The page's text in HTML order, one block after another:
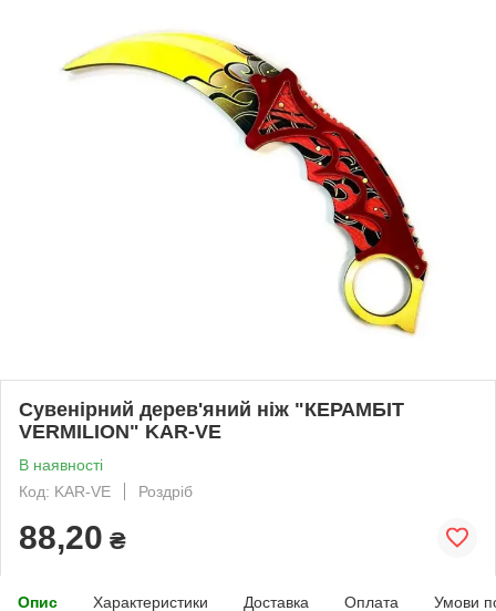
Сувенірний дерев'яний ніж "КЕРАМБІТ
VERMILION" KAR-VE
В наявності
Код: KAR-VE
Роздріб
88,20 ₴
Опис Характеристики Доставка Оплата Умови